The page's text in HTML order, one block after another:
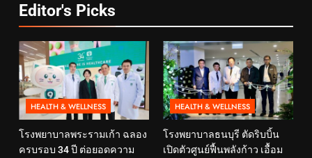
Editor's Picks
HEALTH & WELLNESS
โรงพยาบาลพระรามเก้า ฉลอง
ครบรอบ 34 ปี ต่อยอดความ
HEALTH & WELLNESS
โรงพยาบาลธนบุรี ตัดริบบิ้น
เปิดตัวศูนย์ฟื้นพลังก้าว เอื้อม